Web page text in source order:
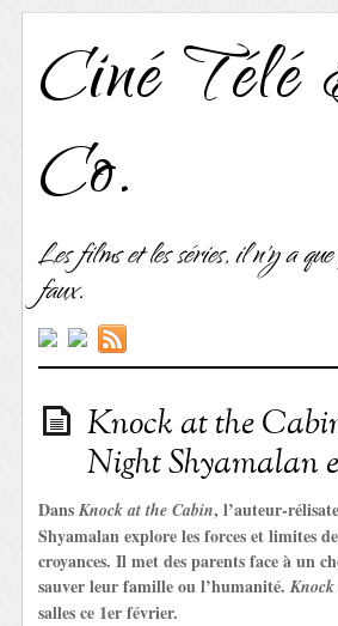
Ciné Télé
Co.
Les films et les séries, il n'y a
faux.
Knock at the
Night Shyamalan
DansKnock at the Cabin, l’auteur-
Shyamalan explore les forces et limites
croyances. Il met des parents face à un
sauver leur famille ou l’humanité.
salles ce 1er février.